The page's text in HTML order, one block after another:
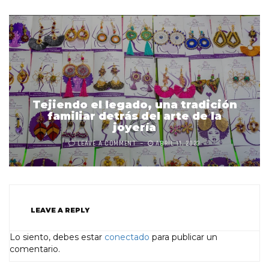
Tejiendo el legado, una tradición
familiar detrás del arte de la
joyería
LEAVE A COMMENT ABRIL 11, 2023
LEAVE A REPLY
Lo siento, debes estar conectado para publicar un
comentario.